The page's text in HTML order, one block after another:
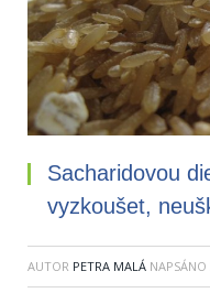
Sacharidovou
vyzkoušet,
AUTOR PETRA MALÁ NAPSÁNO